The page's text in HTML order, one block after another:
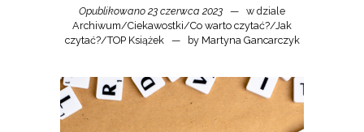
Opublikowano 23 czerwca 2023
w dziale
Archiwum/Ciekawostki/Co warto czytać?/Jak
czytać?/TOP Książek by Martyna Gancarczyk